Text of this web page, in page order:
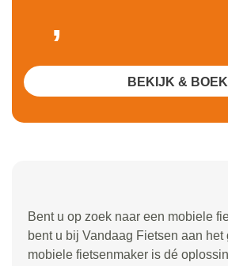
Bent u op zoek naar een mobiele
bent u bij Vandaag Fietsen aan het
mobiele fietsenmaker is dé
,
BEKIJK & BOEK